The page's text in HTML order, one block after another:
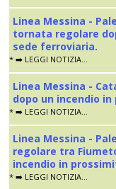
Linea Messina -
tornata regolare
sede ferroviaria.
* ➡️ LEGGI NOTIZIA...
Linea Messina -
dopo un incendio
* ➡️ LEGGI NOTIZIA...
Linea Messina -
regolare tra
incendio in
* ➡️ LEGGI NOTIZIA...